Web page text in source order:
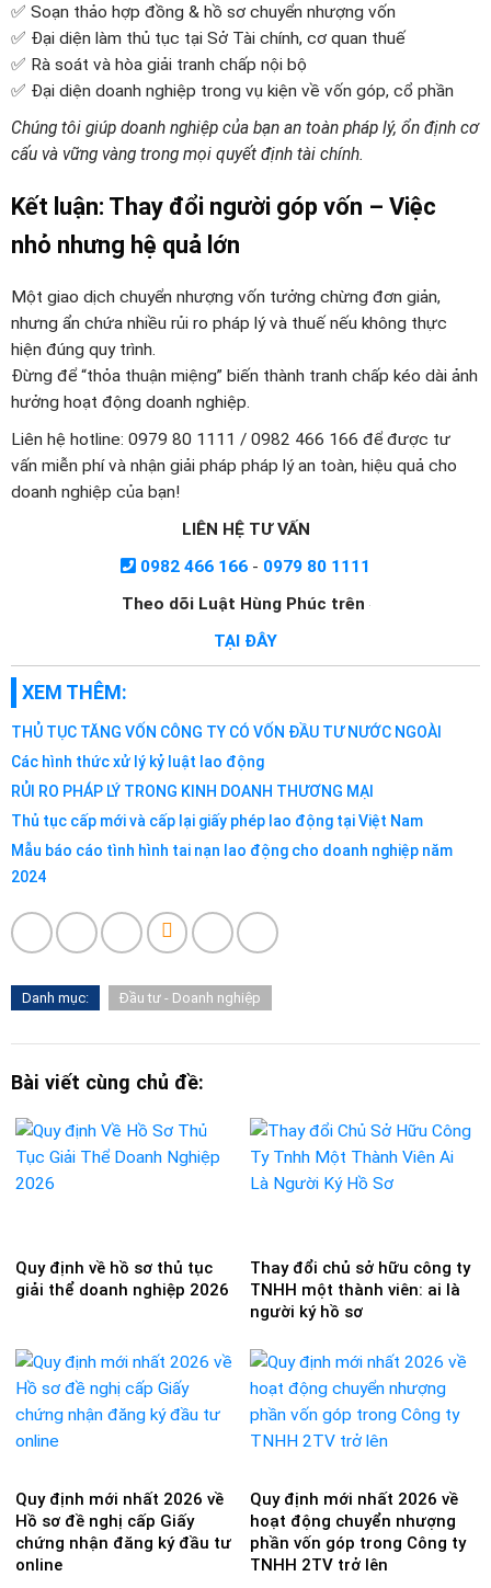
✅ Soạn thảo hợp đồng & hồ sơ chuyển nhượng vốn
✅ Đại diện làm thủ tục tại Sở Tài chính, cơ quan thuế
✅ Rà soát và hòa giải tranh chấp nội bộ
✅ Đại diện doanh nghiệp trong vụ kiện về vốn góp, cổ phần
Chúng tôi giúp doanh nghiệp của bạn an toàn pháp lý, ổn định cơ
cấu và vững vàng trong mọi quyết định tài chính.
Kết luận: Thay đổi người góp vốn – Việc
nhỏ nhưng hệ quả lớn
Một giao dịch chuyển nhượng vốn tưởng chừng đơn giản,
nhưng ẩn chứa nhiều rủi ro pháp lý và thuế nếu không thực
hiện đúng quy trình.
Đừng để “thỏa thuận miệng” biến thành tranh chấp kéo dài ảnh
hưởng hoạt động doanh nghiệp.
Liên hệ hotline: 0979 80 1111 / 0982 466 166 để được tư
vấn miễn phí và nhận giải pháp pháp lý an toàn, hiệu quả cho
doanh nghiệp của bạn!
LIÊN HỆ TƯ VẤN
0982 466 166 - 0979 80 1111
Theo dõi Luật Hùng Phúc trên
TẠI ĐÂY
XEM THÊM:
THỦ TỤC TĂNG VỐN CÔNG TY CÓ VỐN ĐẦU TƯ NƯỚC NGOÀI
Các hình thức xử lý kỷ luật lao động
RỦI RO PHÁP LÝ TRONG KINH DOANH THƯƠNG MẠI
Thủ tục cấp mới và cấp lại giấy phép lao động tại Việt Nam
Mẫu báo cáo tình hình tai nạn lao động cho doanh nghiệp năm
2024
Danh mục: Đầu tư - Doanh nghiệp
Bài viết cùng chủ đề:
Quy định về hồ sơ thủ tục
giải thể doanh nghiệp 2026
Thay đổi chủ sở hữu công ty
TNHH một thành viên: ai là
người ký hồ sơ
Quy định mới nhất 2026 về
Hồ sơ đề nghị cấp Giấy
chứng nhận đăng ký đầu tư
online
Quy định mới nhất 2026 về
hoạt động chuyển nhượng
phần vốn góp trong Công ty
TNHH 2TV trở lên